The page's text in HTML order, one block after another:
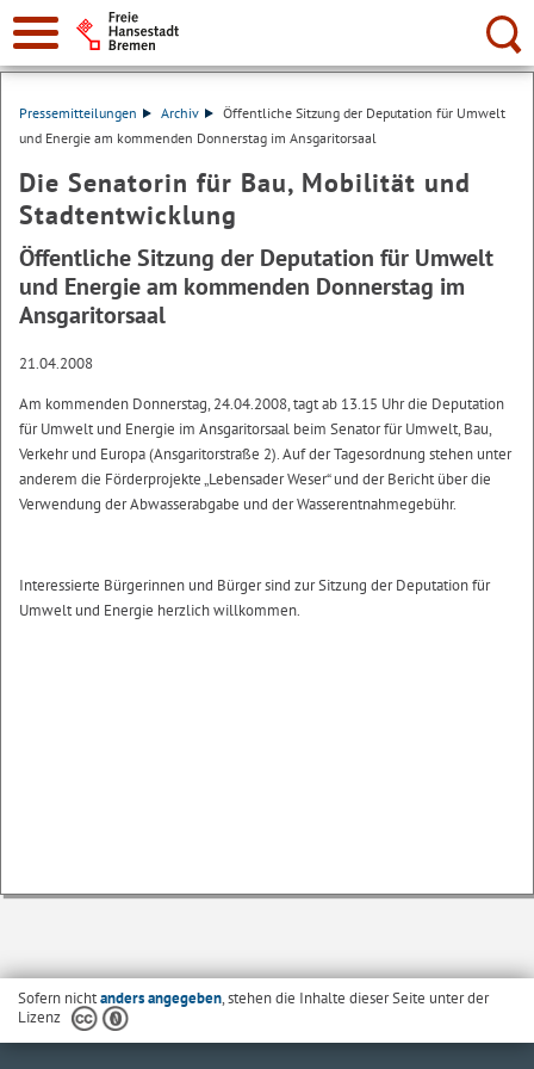
Suche:
Pressemitteilungen Archiv
Öffentliche Sitzung der Deputation für Umwelt
und Energie am kommenden Donnerstag im Ansgaritorsaal
Die Senatorin für Bau, Mobilität und
Stadtentwicklung
Öffentliche Sitzung der Deputation für Umwelt
und Energie am kommenden Donnerstag im
Ansgaritorsaal
21.04.2008
Am kommenden Donnerstag, 24.04.2008, tagt ab 13.15 Uhr die Deputation
für Umwelt und Energie im Ansgaritorsaal beim Senator für Umwelt, Bau,
Verkehr und Europa (Ansgaritorstraße 2). Auf der Tagesordnung stehen unter
anderem die Förderprojekte „Lebensader Weser“ und der Bericht über die
Verwendung der Abwasserabgabe und der Wasserentnahmegebühr.
Interessierte Bürgerinnen und Bürger sind zur Sitzung der Deputation für
Umwelt und Energie herzlich willkommen.
Sofern nichtanders angegeben, stehen die Inhalte dieser Seite unter der
Lizenz